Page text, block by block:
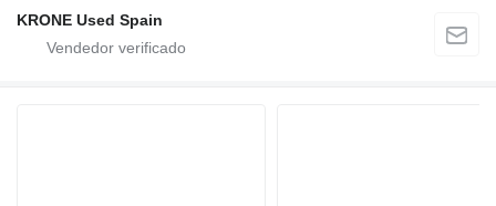
KRONE Used Spain